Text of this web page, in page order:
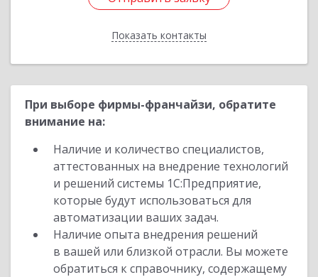
Показать контакты
Назад
При выборе фирмы-франчайзи, обратите
внимание на:
Наличие и количество специалистов,
аттестованных на внедрение технологий
и решений системы 1С:Предприятие,
которые будут использоваться для
автоматизации ваших задач.
Наличие опыта внедрения решений
в вашей или близкой отрасли. Вы можете
обратиться к справочнику, содержащему